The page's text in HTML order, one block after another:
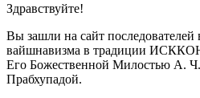
Здравствуйте!
Вы зашли на сайт последователей
вайшнавизма в традиции
Его Божественной Милостью А.
Прабхупадой.